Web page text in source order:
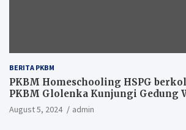
BERITA PKBM
PKBM Homeschooling HSPG
PKBM Glolenka Kunjungi Gedung
Tangsel
August 5, 2024 admin